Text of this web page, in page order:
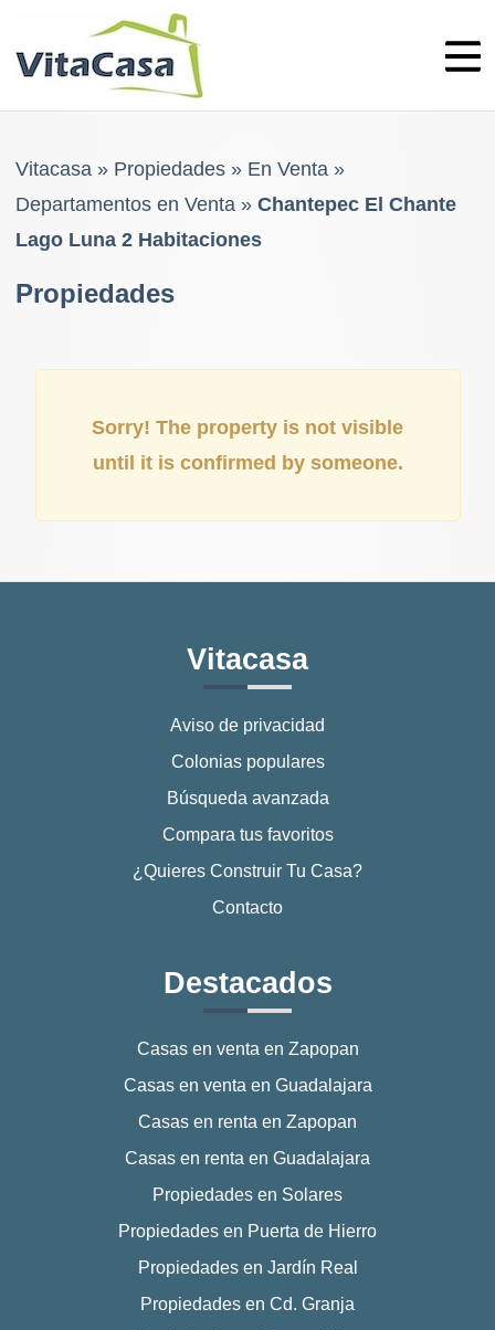
Vitacasa» Propiedades» En Venta»
Departamentos en Venta» Chantepec El Chante
Lago Luna 2 Habitaciones
Propiedades
Sorry! The property is not visible
until it is confirmed by someone.
Vitacasa
Aviso de privacidad
Colonias populares
Búsqueda avanzada
Compara tus favoritos
¿Quieres Construir Tu Casa?
Contacto
Destacados
Casas en venta en Zapopan
Casas en venta en Guadalajara
Casas en renta en Zapopan
Casas en renta en Guadalajara
Propiedades en Solares
Propiedades en Puerta de Hierro
Propiedades en Jardín Real
Propiedades en Cd. Granja